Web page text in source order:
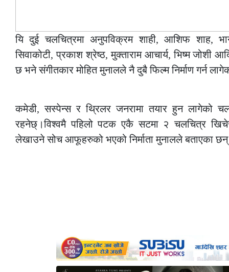
यि दुई चलचित्रमा अनुपविक्रम शाही, आशिफ शाह,
सिवाकोटी, प्रकाश श्रेष्ठ, मुक्ताराम आचार्य, भिष्म जोशी
छ भने संगीतकार मोहित मुनालले नै दुबै फिल्म निर्माण गर्न
कमेडी, सस्पेन्स र थ्रिलर जनरामा तयार हुन लागेको
रहनेछ्।विश्वमै पहिलो पटक एकै सटमा २ चलचित्र
लेखाउने सोच आफूहरुको भएको निर्माता मुनालले बताएका